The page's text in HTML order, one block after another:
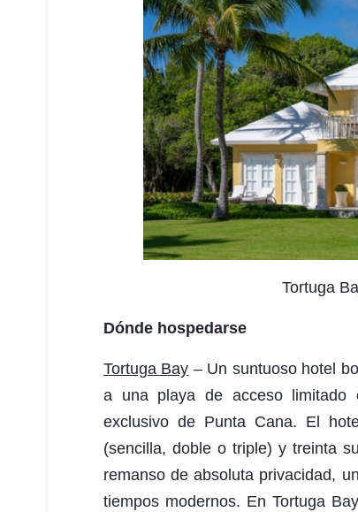
Tortuga
Dónde hospedarse
Tortuga Bay – Un suntuoso hotel
a una playa de acceso limitado
exclusivo de Punta Cana. El
(sencilla, doble o triple) y treinta
remanso de absoluta privacidad,
tiempos modernos. En Tortuga